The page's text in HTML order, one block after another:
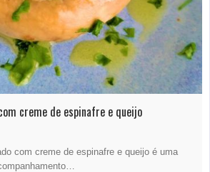
creme de espinafre e queijo
com creme de espinafre e queijo é uma